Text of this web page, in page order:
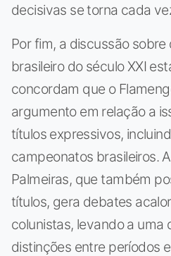
decisivas se torna cada
Por fim, a discussão
brasileiro do século XXI
concordam que o
argumento em relação a
títulos expressivos,
campeonatos brasileiros.
Palmeiras, que também
títulos, gera debates
colunistas, levando a uma
distinções entre períodos